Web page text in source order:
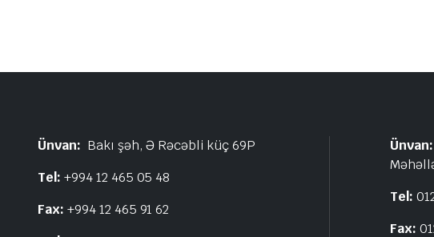
Ünvan: Bakı şəh, Ə Rəcəbli küç 69P
Tel: +994 12 465 05 48
Fax: +994 12 465 91 62
Ünvan:
Tel:
Fax: